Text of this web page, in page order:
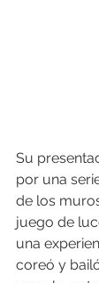
Su
por una
de los
juego de
una
coreó y